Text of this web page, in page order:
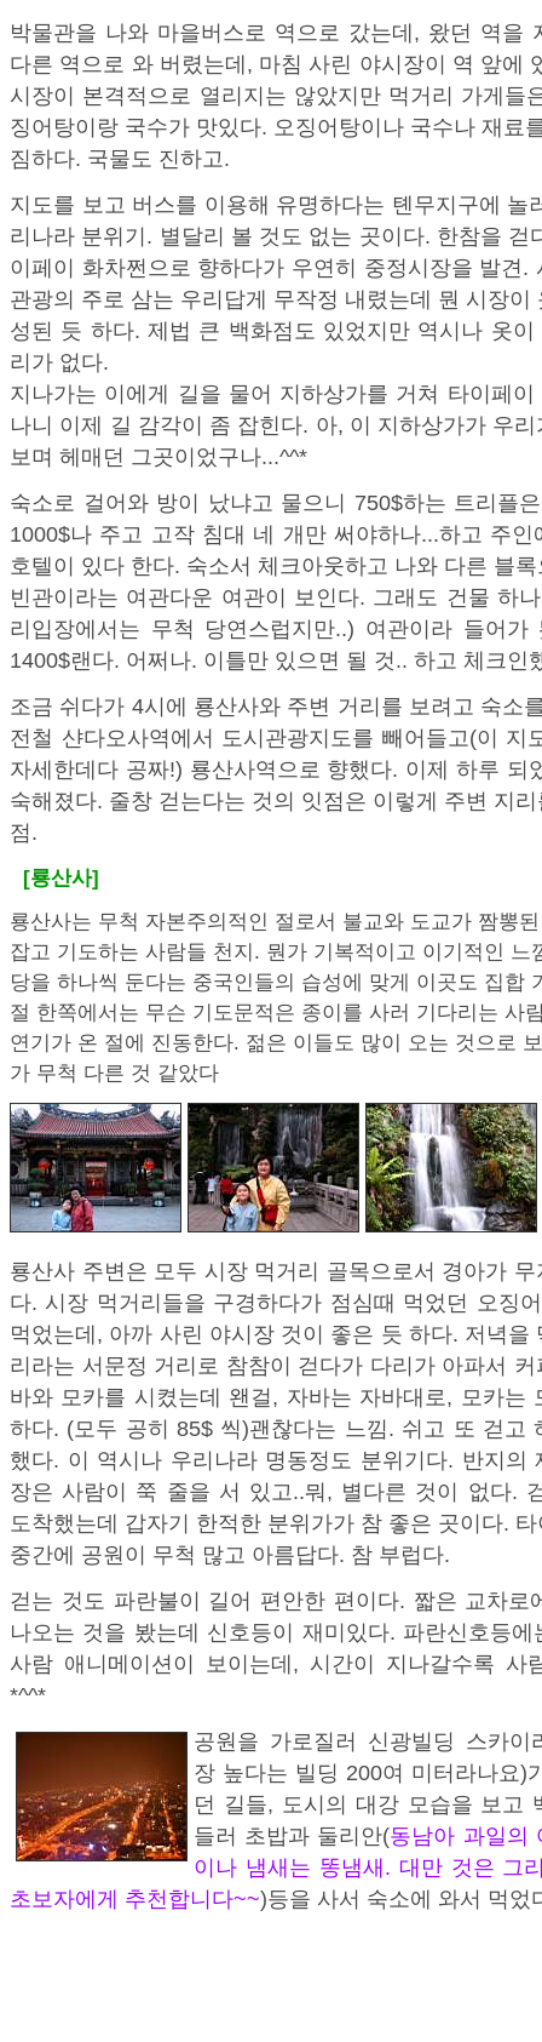
박물관을 나와 마을버스로 역으로 갔는데, 왔던 역을
다른 역으로 와 버렸는데, 마침 사린 야시장이 역 앞에
시장이 본격적으로 열리지는 않았지만 먹거리 가게들
징어탕이랑 국수가 맛있다. 오징어탕이나 국수나 재료
짐하다. 국물도 진하고.
지도를 보고 버스를 이용해 유명하다는 톈무지구에 놀
리나라 분위기. 별달리 볼 것도 없는 곳이다. 한참을 걷
이페이 화차쩐으로 향하다가 우연히 중정시장을 발견.
관광의 주로 삼는 우리답게 무작정 내렸는데 뭔 시장이
성된 듯 하다. 제법 큰 백화점도 있었지만 역시나 옷
리가 없다.
지나가는 이에게 길을 물어 지하상가를 거쳐 타이페
나니 이제 길 감각이 좀 잡힌다. 아, 이 지하상가가 우
보며 헤매던 그곳이었구나...^^*
숙소로 걸어와 방이 났냐고 물으니 750$하는 트리플
1000$나 주고 고작 침대 네 개만 써야하나...하고 주
호텔이 있다 한다. 숙소서 체크아웃하고 나와 다른 블
빈관이라는 여관다운 여관이 보인다. 그래도 건물 하
리입장에서는 무척 당연스럽지만..) 여관이라 들어가
1400$랜다. 어쩌나. 이틀만 있으면 될 것.. 하고 체크인
조금 쉬다가 4시에 룡산사와 주변 거리를 보려고 숙소
전철 샨다오사역에서 도시관광지도를 빼어들고(이 지
자세한데다 공짜!) 룡산사역으로 향했다. 이제 하루 되
숙해졌다. 줄창 걷는다는 것의 잇점은 이렇게 주변 지
점.
[룡산사]
룡산사는 무척 자본주의적인 절로서 불교와 도교가 짬뽕
잡고 기도하는 사람들 천지. 뭔가 기복적이고 이기적인 느
당을 하나씩 둔다는 중국인들의 습성에 맞게 이곳도 집합
절 한쪽에서는 무슨 기도문적은 종이를 사러 기다리는 사
연기가 온 절에 진동한다. 젊은 이들도 많이 오는 것으로
가 무척 다른 것 같았다
룡산사 주변은 모두 시장 먹거리 골목으로서 경아가
다. 시장 먹거리들을 구경하다가 점심때 먹었던 오징
먹었는데, 아까 사린 야시장 것이 좋은 듯 하다. 저녁을
리라는 서문정 거리로 참참이 걷다가 다리가 아파서
바와 모카를 시켰는데 왠걸, 자바는 자바대로, 모카는
하다. (모두 공히 85$ 씩)괜찮다는 느낌. 쉬고 또 걷고
했다. 이 역시나 우리나라 명동정도 분위기다. 반지의
장은 사람이 쭉 줄을 서 있고..뭐, 별다른 것이 없다.
도착했는데 갑자기 한적한 분위가가 참 좋은 곳이다.
중간에 공원이 무척 많고 아름답다. 참 부럽다.
걷는 것도 파란불이 길어 편안한 편이다. 짧은 교차로
나오는 것을 봤는데 신호등이 재미있다. 파란신호등
사람 애니메이션이 보이는데, 시간이 지나갈수록 사
*^^*
공원을 가로질러 신광빌딩 스카이
장 높다는 빌딩 200여 미터라나요)
던 길들, 도시의 대강 모습을 보고
들러 초밥과 둘리안(동남아 과일의
이나 냄새는 똥냄새. 대만 것은 그
초보자에게 추천합니다~~)등을 사서 숙소에 와서 먹었